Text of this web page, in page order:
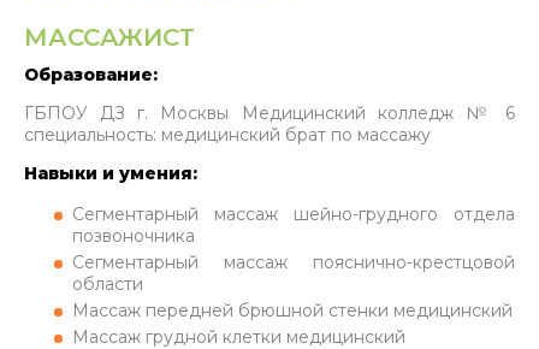
МАССАЖИСТ
Образование:
ГБПОУ ДЗ г. Москвы Медицинский колледж № 6
специальность: медицинский брат по массажу
Навыки и умения:
Сегментарный массаж шейно-грудного отдела
позвоночника
Сегментарный массаж пояснично-крестцовой
области
Массаж передней брюшной стенки медицинский
Массаж грудной клетки медицинский